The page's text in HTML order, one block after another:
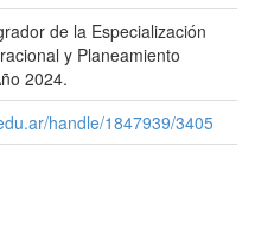
de la Especialización
y Planeamiento
2024.
handle/1847939/3405